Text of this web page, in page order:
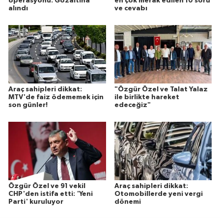
alındı
ve cevabı
Araç sahipleri dikkat:
MTV'de faiz ödememek için
son günler!
"Özgür Özel ve Talat Yalaz
ile birlikte hareket
edeceğiz"
Özgür Özel ve 91 vekil
CHP'den istifa etti: 'Yeni
Parti' kuruluyor
Araç sahipleri dikkat:
Otomobillerde yeni vergi
dönemi